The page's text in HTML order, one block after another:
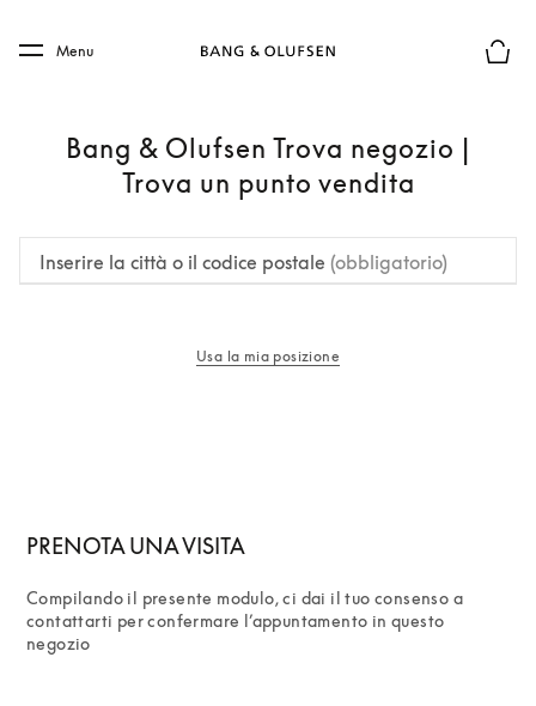
Skip to main footer
Menu
Bang & Olufsen Trova negozio |
Trova un punto vendita
Inserire la città o il codice postale (obbligatorio)
Usa la mia posizione
PRENOTA UNA VISITA
Compilando il presente modulo, ci dai il tuo consenso a
contattarti per confermare l’appuntamento in questo
negozio